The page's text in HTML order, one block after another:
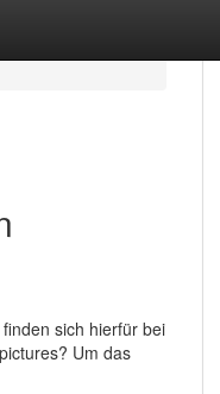
sich hierfür bei
Um das